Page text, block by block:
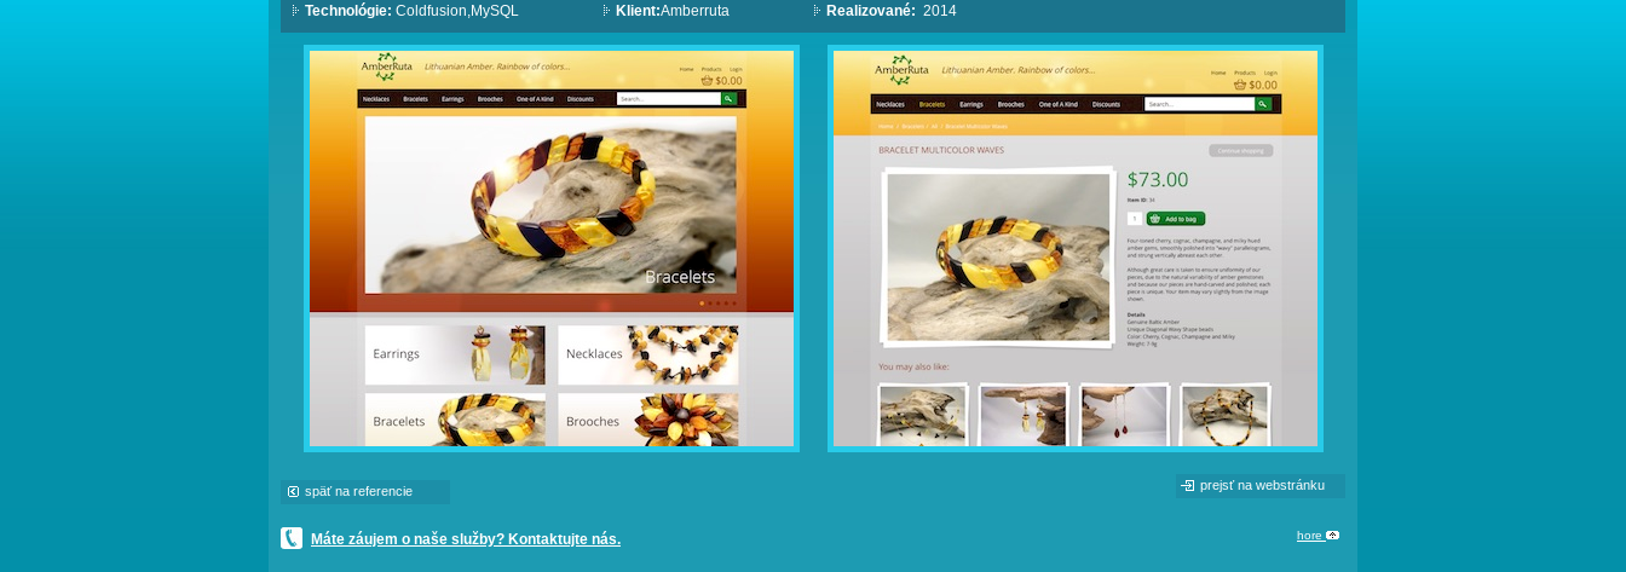
Technológie: Coldfusion,MySQL Klient:Amberruta Realizované: 2014
prejsť na webstránku
späť na referencie
Máte záujem o naše služby? Kontaktujte nás. hore